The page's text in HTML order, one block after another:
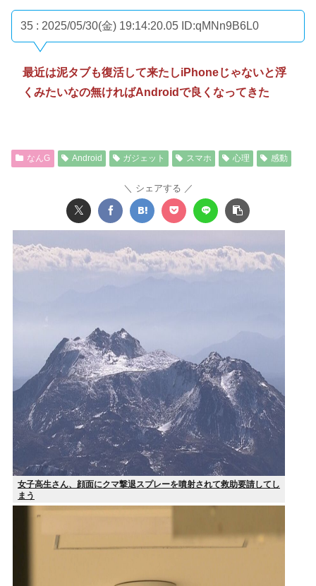
35 : 2025/05/30(金) 19:14:20.05 ID:qMNn9B6L0
最近は泥タブも復活して来たしiPhoneじゃないと浮
くみたいなの無ければAndroidで良くなってきた
なんG Android ガジェット スマホ 心理 感動
シェアする
女子高生さん、顔面にクマ撃退スプレーを噴射されて救助要請してし
まう